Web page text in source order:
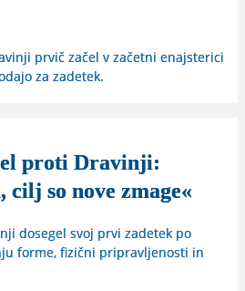
prvič začel v začetni enajsterici
za zadetek.
proti Dravinji:
cilj so nove zmage«
dosegel svoj prvi zadetek po
forme, fizični pripravljenosti in